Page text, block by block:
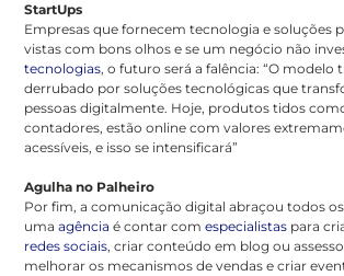
StartUps
Empresas que fornecem tecnologia e soluções
vistas com bons olhos e se um negócio não
tecnologias, o futuro será a falência: “O modelo
derrubado por soluções tecnológicas que
pessoas digitalmente. Hoje, produtos tidos
contadores, estão online com valores
acessíveis, e isso se intensificará”
Agulha no Palheiro
Por fim, a comunicação digital abraçou todos
umaagência é contar comespecialistas para
redes sociais, criar conteúdo em blog ou
melhorar os mecanismos de vendas e criar